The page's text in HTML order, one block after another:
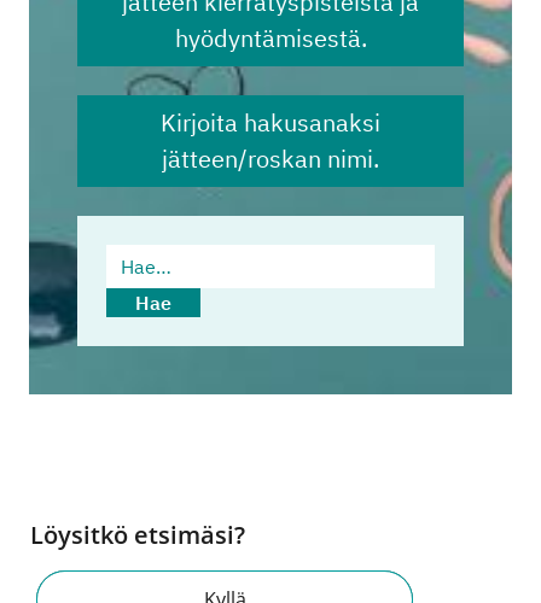
hyödyntämisestä.
Kirjoita hakusanaksi
jätteen/roskan nimi.
Hae…
Hae
Löysitkö etsimäsi?